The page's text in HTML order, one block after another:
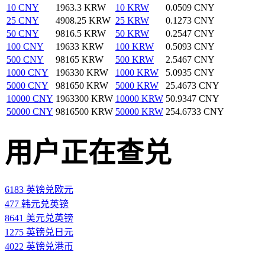
10 CNY
1963.3 KRW 10 KRW
0.0509 CNY
25 CNY
4908.25 KRW 25 KRW
0.1273 CNY
50 CNY
9816.5 KRW 50 KRW
0.2547 CNY
100 CNY
19633 KRW 100 KRW
0.5093 CNY
500 CNY
98165 KRW 500 KRW
2.5467 CNY
1000 CNY
196330 KRW 1000 KRW
5.0935 CNY
5000 CNY
981650 KRW 5000 KRW
25.4673 CNY
10000 CNY 1963300 KRW 10000 KRW 50.9347 CNY
50000 CNY 9816500 KRW 50000 KRW 254.6733 CNY
用户正在查兑
6183 英镑兑欧元
477 韩元兑英镑
8641 美元兑英镑
1275 英镑兑日元
4022 英镑兑港币